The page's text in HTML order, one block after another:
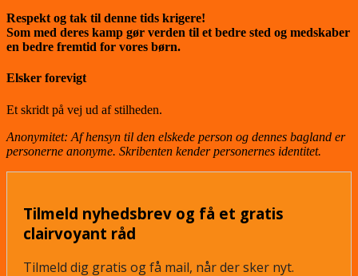
Respekt og tak til denne tids krigere!
Som med deres kamp gør verden til et bedre sted og medskaber
en bedre fremtid for vores børn.
Elsker forevigt
Et skridt på vej ud af stilheden.
Anonymitet: Af hensyn til den elskede person og dennes bagland er
personerne anonyme. Skribenten kender personernes identitet.